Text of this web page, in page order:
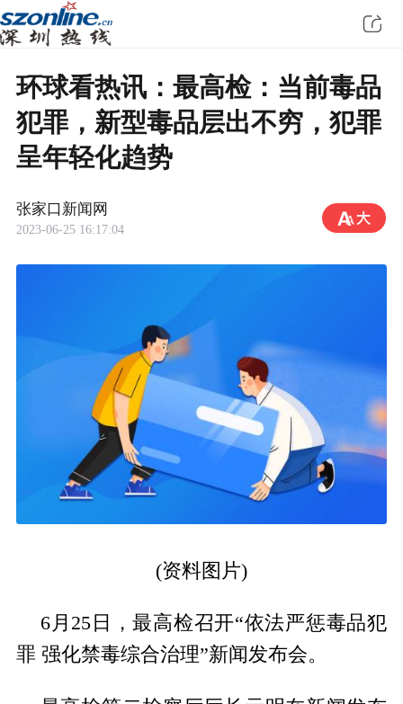
环球看热讯：最高检：当前毒品
犯罪，新型毒品层出不穷，犯罪
呈年轻化趋势
张家口新闻网
2023-06-25 16:17:04
(资料图片)
6月25日，最高检召开“依法严惩毒品犯
罪 强化禁毒综合治理”新闻发布会。